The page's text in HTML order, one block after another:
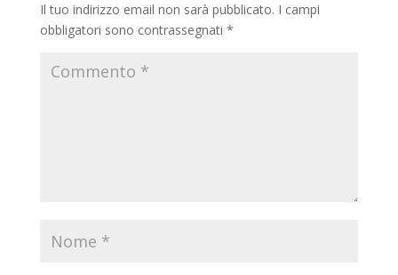
Il tuo indirizzo email non sarà pubblicato. I campi
obbligatori sono contrassegnati *